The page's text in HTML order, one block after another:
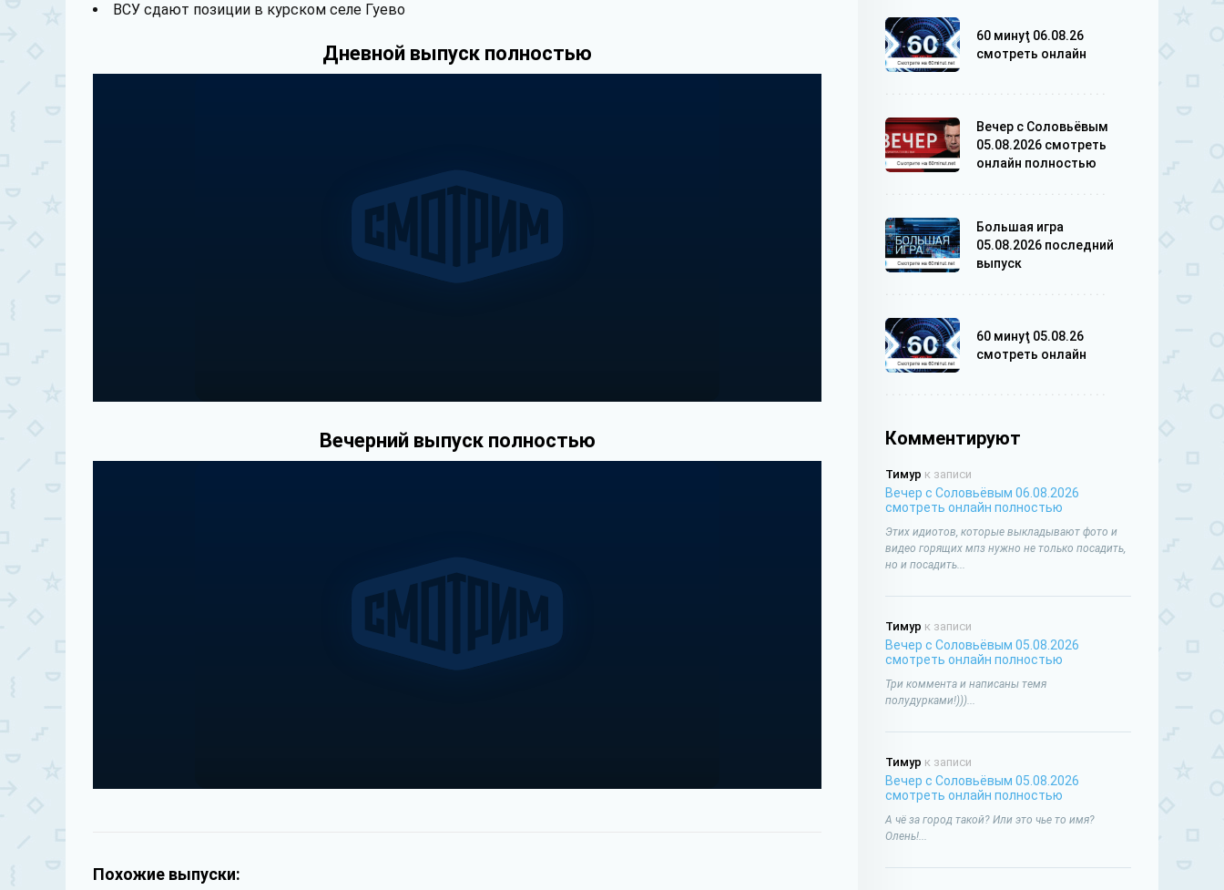
ВСУ сдают позиции в курском селе Гуево
Дневной выпуск полностью
Вечерний выпуск полностью
Похожие выпуски:
60 минуţ 06.08.26
смотреть онлайн
Вечер с Соловьёвым
05.08.2026 смотреть
онлайн полностью
Большая игра
05.08.2026 последний
выпуск
60 минуţ 05.08.26
смотреть онлайн
Комментируют
Тимур к записи
Вечер с Соловьёвым 06.08.2026
смотреть онлайн полностью
Этих идиотов, которые выкладывают фото и
видео горящих мпз нужно не только посадить,
но и посадить...
Тимур к записи
Вечер с Соловьёвым 05.08.2026
смотреть онлайн полностью
Три коммента и написаны темя
полудурками!)))...
Тимур к записи
Вечер с Соловьёвым 05.08.2026
смотреть онлайн полностью
А чё за город такой? Или это чье то имя?
Олень!...